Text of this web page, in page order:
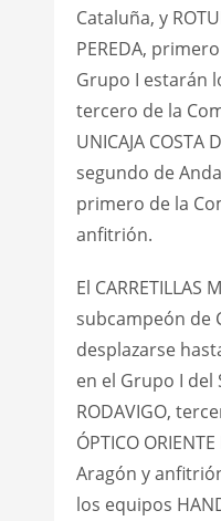
Cataluña, y
PEREDA,
Grupo I estarán
tercero de la
UNICAJA COSTA
segundo de
primero de la
anfitrión.
El CARRETILLAS
subcampeón de
desplazarse
en el Grupo I del
RODAVIGO,
ÓPTICO
Aragón y
los equipos